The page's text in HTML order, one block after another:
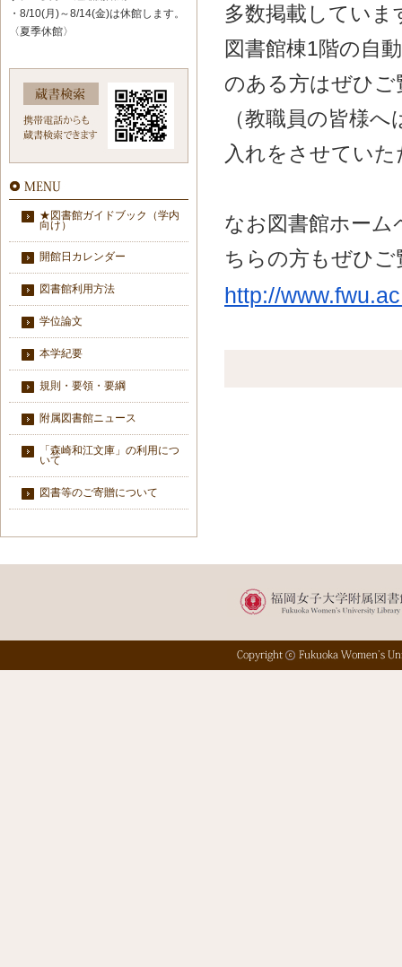
多数掲載していま
図書館棟1階の自
のある方はぜひ
（教職員の皆様へ
入れをさせていた
なお図書館ホー
ちらの方もぜひ
http://
・8/10(月)～8/14(金)は休館します。
〈夏季休館〉
★図書館ガイドブック（学内
向け）
開館日カレンダー
図書館利用方法
学位論文
本学紀要
規則・要領・要綱
附属図書館ニュース
「森崎和江文庫」の利用につ
いて
図書等のご寄贈について